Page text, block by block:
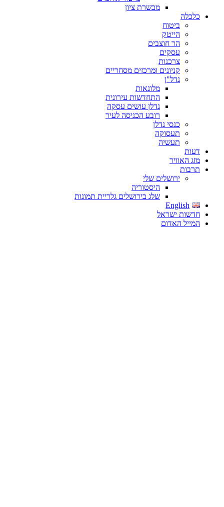
מבשרת ציון
כלכלה
ביטוח
הייטק
הר חוצבים
עסקים
צרכנות
קניונים ומרכזים מסחריים
נדל"ן
מלונאות
התחדשות עירונית
נדלן עושים עסקה
רובע הכניסה לעיר
כנסי נדלן
תעסוקה
תעשיה
דעות
מזג האוויר
תרבות
ירושלים שלי
היסטוריה
שלג בירושלים גלריית תמונות
English
חדשות ישראל
המייל האדום